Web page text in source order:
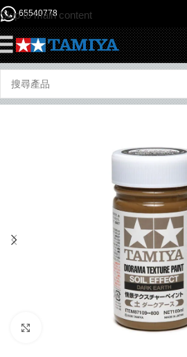
Skip to main content
65540778